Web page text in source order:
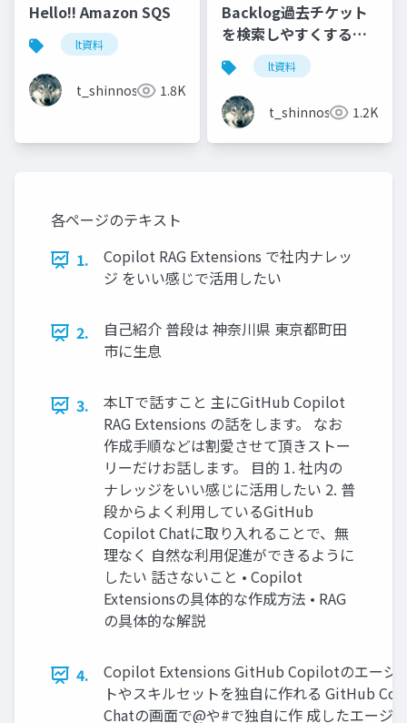
Hello!! Amazon SQS
lt資料
t_shinnosuke 1.8K
Backlog過去チケット
を検索しやすくする！
Azureさくっと活用
lt資料
t_shinnosuke 1.2K
各ページのテキスト
1.
Copilot RAG Extensions で社内ナレッ
ジ をいい感じで活用したい
2.
自己紹介 普段は 神奈川県 東京都町田
市に生息
3.
本LTで話すこと 主にGitHub Copilot
RAG Extensions の話をします。 なお
作成手順などは割愛させて頂きストー
リーだけお話します。 目的 1. 社内の
ナレッジをいい感じに活用したい 2. 普
段からよく利用しているGitHub
Copilot Chatに取り入れることで、無
理なく 自然な利用促進ができるように
したい 話さないこと • Copilot
Extensionsの具体的な作成方法 • RAG
の具体的な解説
4.
Copilot Extensions GitHub Copilotのエージ
トやスキルセットを独自に作れる GitHub
Chatの画面で@や#で独自に作 成したエージ